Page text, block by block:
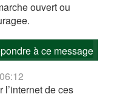
ouvert ou
à ce message
l’internet de ces